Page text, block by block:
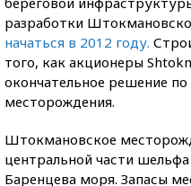
разработки
начаться в 2012 году.
того, как акционеры
окончательное решение
месторождения.
Штокмановское
центральной части
Баренцева моря. Запасы